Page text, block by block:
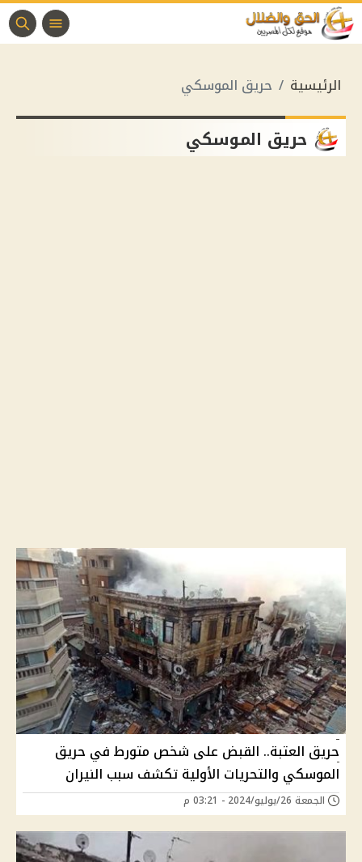
الرئيسية حريق الموسكي
حريق الموسكي
حريق العتبة.. القبض على شخص متورط في حريق
الموسكي والتحريات الأولية تكشف سبب النيران
الجمعة 26/يوليو/2024 - 03:21 م